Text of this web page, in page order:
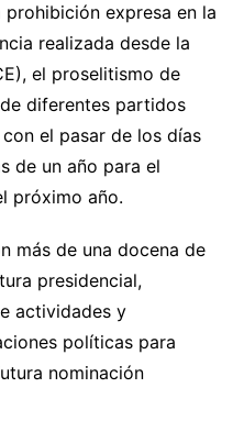
expresa en la
realizada desde la
el proselitismo de
diferentes partidos
el pasar de los días
de un año para el
próximo año.
más de una docena de
presidencial,
actividades y
políticas para
nominación